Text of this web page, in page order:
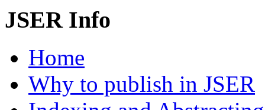
JSER Info
Home
Why to publish in JSER